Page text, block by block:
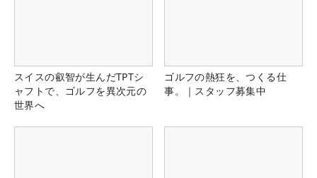
スイスの叡智が生んだTPTシ
ャフトで、ゴルフを異次元の
世界へ
ゴルフの熱狂を、つくる仕
事。｜スタッフ募集中